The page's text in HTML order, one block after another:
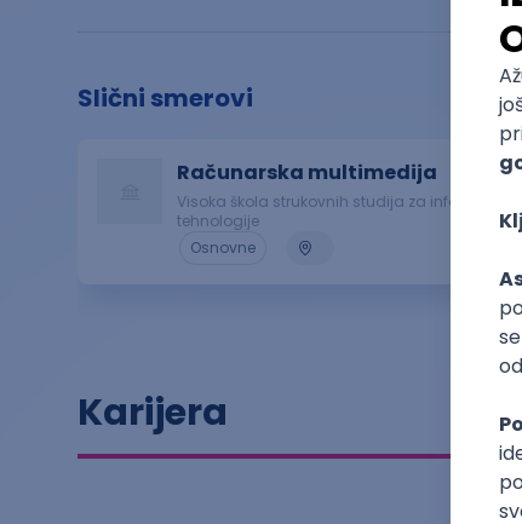
Slični smerovi
Računarska multimedija
Visoka škola strukovnih studija za informacione
tehnologije
Osnovne
Karijera